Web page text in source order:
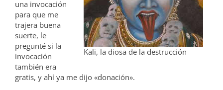
Kali, la diosa de la destrucción
una invocación
para que me
trajera buena
suerte, le
pregunté si la
invocación
también era
gratis, y ahí ya me dijo «donación».